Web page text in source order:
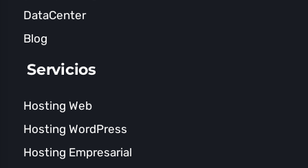
DataCenter
Blog
Servicios
Hosting Web
Hosting WordPress
Hosting Empresarial